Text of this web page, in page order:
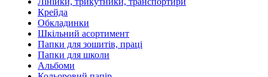
Крейда
Обкладинки
Шкільний асортимент
Папки для зошитів, праці
Папки для школи
Альбоми